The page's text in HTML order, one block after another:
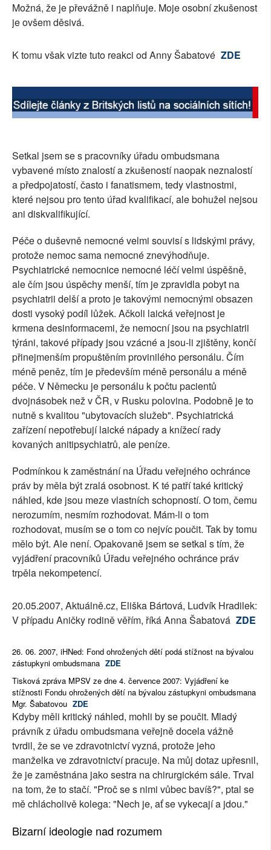
Možná, že je převážně i naplňuje. Moje osobní zkušenost
je ovšem děsivá.
K tomu však vizte tuto reakci od Anny Šabatové ZDE
Setkal jsem se s pracovníky úřadu ombudsmana
vybavené místo znalostí a zkušeností naopak neznalostí
a předpojatostí, často i fanatismem, tedy vlastnostmi,
které nejsou pro tento úřad kvalifikací, ale bohužel nejsou
ani diskvalifikující.
Péče o duševně nemocné velmi souvisí s lidskými právy,
protože nemoc sama nemocné znevýhodňuje.
Psychiatrické nemocnice nemocné léčí velmi úspěšně,
ale čím jsou úspěchy menší, tím je zpravidla pobyt na
psychiatrii delší a proto je takovými nemocnými obsazen
dosti vysoký podíl lůžek. Ačkoli laická veřejnost je
krmena desinformacemi, že nemocní jsou na psychiatrii
týráni, takové případy jsou vzácné a jsou-li zjištěny, končí
přinejmenším propuštěním provinilého personálu. Čím
méně peněz, tím je především méně personálu a méně
péče. V Německu je personálu k počtu pacientů
dvojnásobek než v ČR, v Rusku polovina. Podobně je to
nutně s kvalitou "ubytovacích služeb". Psychiatrická
zařízení nepotřebují laické nápady a knížecí rady
kovaných anitipsychiatrů, ale peníze.
Podmínkou k zaměstnání na Úřadu veřejného ochránce
práv by měla být zralá osobnost. K té patří také kritický
náhled, kde jsou meze vlastních schopností. O tom, čemu
nerozumím, nesmím rozhodovat. Mám-li o tom
rozhodovat, musím se o tom co nejvíc poučit. Tak by tomu
mělo být. Ale není. Opakovaně jsem se setkal s tím, že
vyjádření pracovníků Úřadu veřejného ochránce práv
trpěla nekompetencí.
20.05.2007, Aktuálně.cz, Eliška Bártová, Ludvík Hradilek:
V případu Aničky rodině věřím, říká Anna Šabatová ZDE
26. 06. 2007, iHNed: Fond ohrožených dětí podá stížnost na bývalou
zástupkyni ombudsmana ZDE
Tisková zpráva MPSV ze dne 4. července 2007: Vyjádření ke
stížnosti Fondu ohrožených dětí na bývalou zástupkyni ombudsmana
Mgr. Šabatovou ZDE
Kdyby měli kritický náhled, mohli by se poučit. Mladý
právník z úřadu ombudsmana veřejně docela vážně
tvrdil, že se ve zdravotnictví vyzná, protože jeho
manželka ve zdravotnictví pracuje. Na můj dotaz upřesnil,
že je zaměstnána jako sestra na chirurgickém sále. Trval
na tom, že to stačí. "Proč se s nimi vůbec bavíš?", ptal se
mě chlácholivě kolega: "Nech je, ať se vykecají a jdou."
Bizarní ideologie nad rozumem